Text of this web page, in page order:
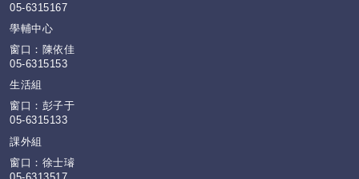
05-6315167
學輔中心
窗口：陳依佳
05-6315153
生活組
窗口：彭子于
05-6315133
課外組
窗口：徐士璿